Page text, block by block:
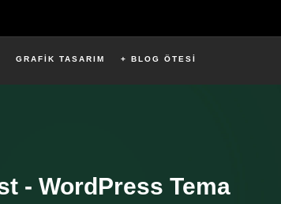
GRAFİK TASARIM + BLOG ÖTESİ
- WordPress Tema